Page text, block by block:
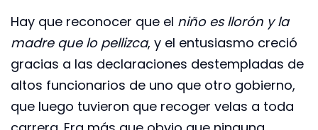
Hay que reconocer que el niño es llorón y la
madre que lo pellizca, y el entusiasmo creció
gracias a las declaraciones destempladas de
altos funcionarios de uno que otro gobierno,
que luego tuvieron que recoger velas a toda